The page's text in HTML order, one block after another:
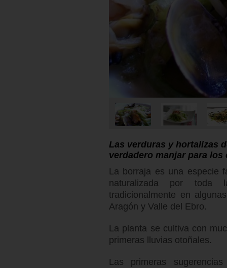
Las verduras y hortalizas
verdadero manjar para
La borraja es una especie
naturalizada por toda
tradicionalmente en
Aragón y Valle del Ebro.
La planta se cultiva con
primeras lluvias otoñales.
Las primeras